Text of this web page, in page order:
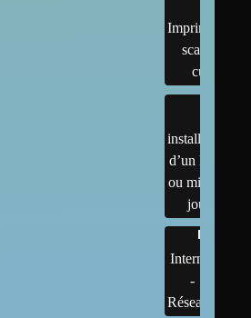
Imprimantes,
scanner,
cups
installation
d’un linux
ou mises à
jour
Internet
-
Réseaux